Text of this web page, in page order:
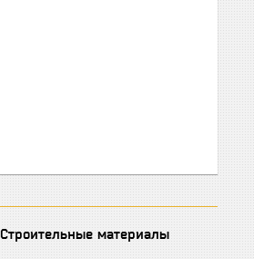
Строительные материалы